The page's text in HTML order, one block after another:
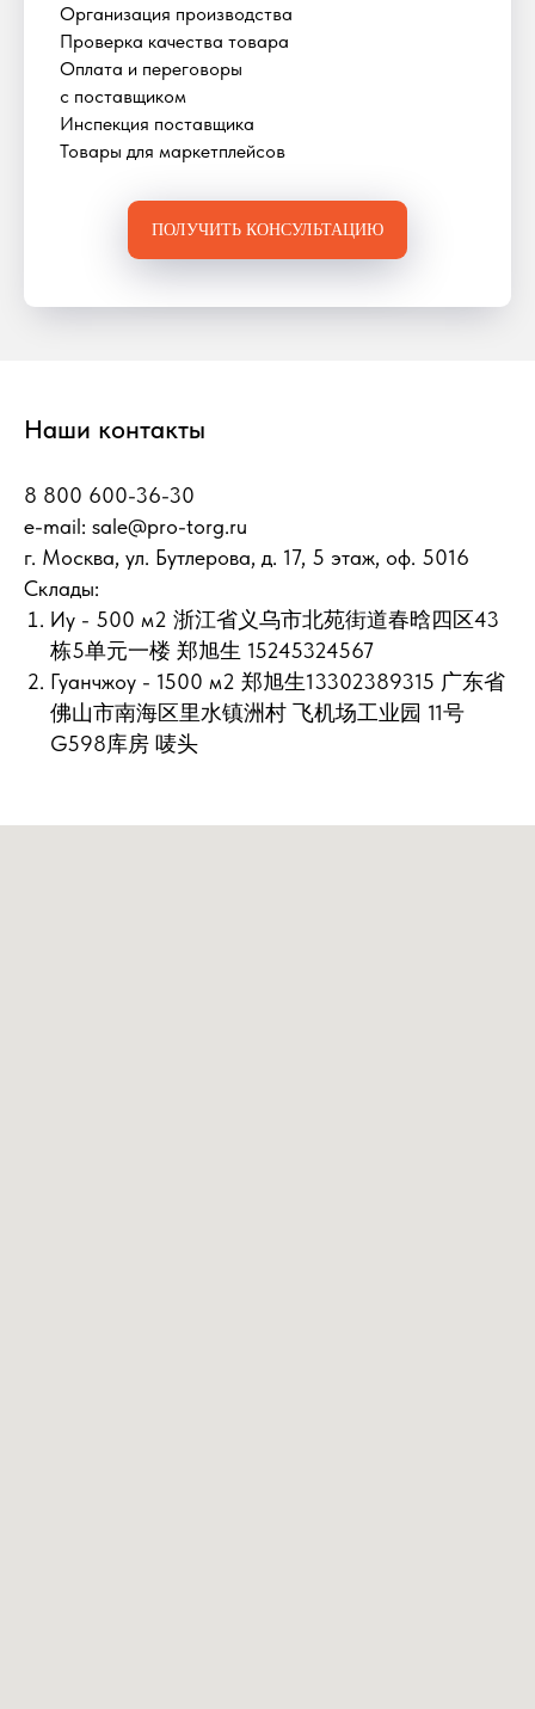
Организация производства
Проверка качества товара
Оплата и переговоры
с поставщиком
Инспекция поставщика
Товары для маркетплейсов
ПОЛУЧИТЬ КОНСУЛЬТАЦИЮ
Наши контакты
8 800 600-36-30
e-mail: sale@pro-torg.ru
г. Москва, ул. Бутлерова, д. 17, 5 этаж, оф. 5016
Склады:
Иу - 500 м2 浙江省义乌市北苑街道春晗四区43
栋5单元一楼 郑旭生 15245324567
Гуанчжоу - 1500 м2 郑旭生13302389315 广东省
佛山市南海区里水镇洲村 飞机场工业园 11号
G598库房 唛头